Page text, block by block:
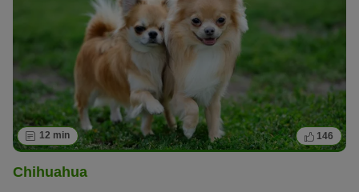
12 min 146
Chihuahua